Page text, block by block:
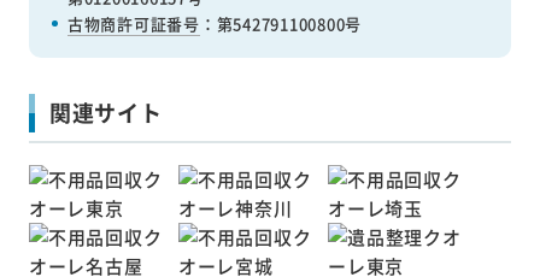
古物商許可証番号 ：第542791100800号
関連サイト